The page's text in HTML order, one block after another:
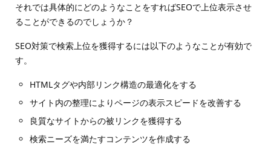
それでは具体的にどのようなことをすればSEOで上位表示させ
ることができるのでしょうか？
SEO対策で検索上位を獲得するには以下のようなことが有効で
す。
HTMLタグや内部リンク構造の最適化をする
サイト内の整理によりページの表示スピードを改善する
良質なサイトからの被リンクを獲得する
検索ニーズを満たすコンテンツを作成する